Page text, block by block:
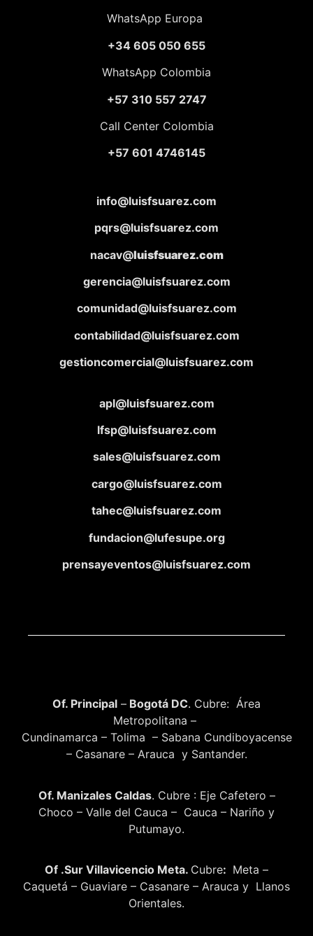
WhatsApp Europa
+34 605 050 655
WhatsApp Colombia
+57 310 557 2747
Call Center Colombia
+57 601 4746145
info@luisfsuarez.com
pqrs@luisfsuarez.com
nacav@luisfsuarez.com
gerencia@luisfsuarez.com
comunidad@luisfsuarez.com
contabilidad@luisfsuarez.com
gestioncomercial@luisfsuarez.com
apl@luisfsuarez.com
lfsp@luisfsuarez.com
sales@luisfsuarez.com
cargo@luisfsuarez.com
tahec@luisfsuarez.com
fundacion@lufesupe.org
prensayeventos@luisfsuarez.com
Of. Principal – Bogotá DC. Cubre: Área
Metropolitana –
Cundinamarca – Tolima – Sabana Cundiboyacense
– Casanare – Arauca y Santander.
Of. Manizales Caldas. Cubre : Eje Cafetero –
Choco – Valle del Cauca – Cauca – Nariño y
Putumayo.
Of .Sur Villavicencio Meta. Cubre: Meta –
Caquetá – Guaviare – Casanare – Arauca y Llanos
Orientales.